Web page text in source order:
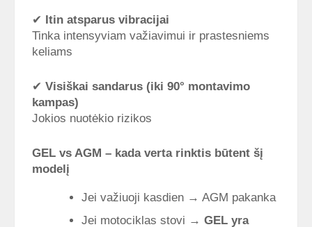
✔ Itin atsparus vibracijai
Tinka intensyviam važiavimui ir prastesniems
keliams
✔ Visiškai sandarus (iki 90° montavimo
kampas)
Jokios nuotėkio rizikos
GEL vs AGM – kada verta rinktis būtent šį
modelį
Jei važiuoji kasdien → AGM pakanka
Jei motociklas stovi → GEL yra